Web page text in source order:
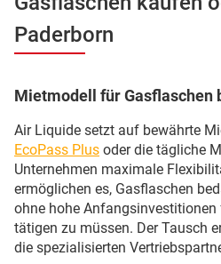
Paderborn
Mietmodell für Gasflaschen
Air Liquide setzt auf bewährte
EcoPass Plus oder die tägliche
Unternehmen maximale
ermöglichen es, Gasflaschen
ohne hohe
tätigen zu müssen. Der Tausch
die spezialisierten